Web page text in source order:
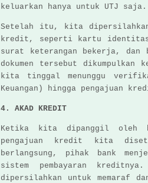
keluarkan hanya untuk UTJ saja.
Setelah itu, kita dipersilahkan
kredit, seperti kartu
surat keterangan bekerja, dan
dokumen tersebut
kita tinggal menunggu
Keuangan) hingga pengajuan
4. AKAD KREDIT
Ketika kita dipanggil oleh
pengajuan kredit kita
berlangsung, pihak bank
sistem pembayaran
dipersilahkan untuk memaraf